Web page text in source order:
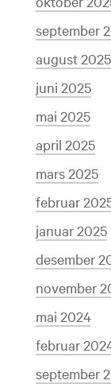
september
august 2025
juni 2025
mai 2025
april 2025
mars 2025
februar
januar 2025
desember
november
mai 2024
februar
september